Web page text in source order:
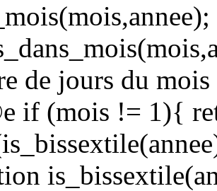
de jours du
if (mois != 1){